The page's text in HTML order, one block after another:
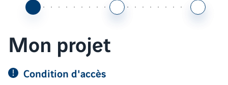
sur
3
sur
3
sur
3
Mon projet
Condition d'accès